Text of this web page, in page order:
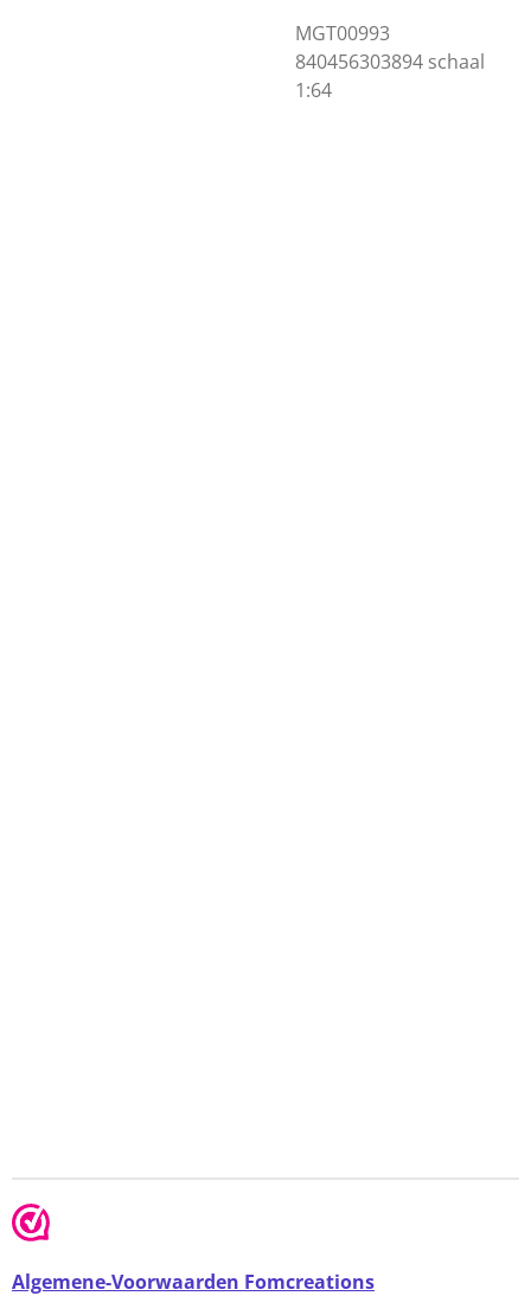
MGT00993
840456303894 schaal
1:64
Algemene-Voorwaarden Fomcreations